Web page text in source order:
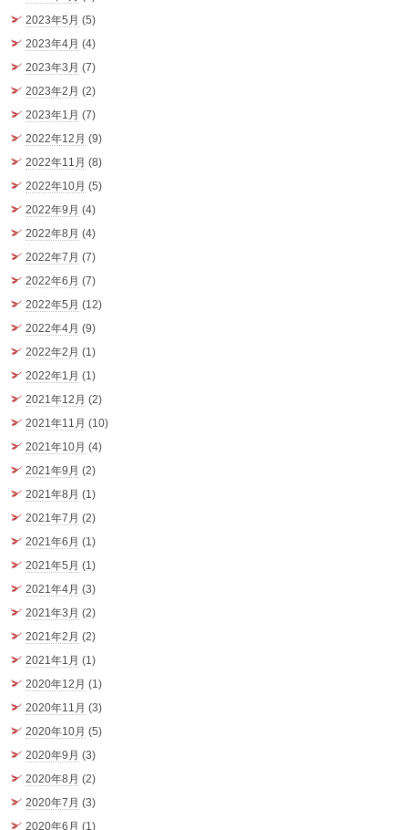
2023年5月 (5)
2023年4月 (4)
2023年3月 (7)
2023年2月 (2)
2023年1月 (7)
2022年12月 (9)
2022年11月 (8)
2022年10月 (5)
2022年9月 (4)
2022年8月 (4)
2022年7月 (7)
2022年6月 (7)
2022年5月 (12)
2022年4月 (9)
2022年2月 (1)
2022年1月 (1)
2021年12月 (2)
2021年11月 (10)
2021年10月 (4)
2021年9月 (2)
2021年8月 (1)
2021年7月 (2)
2021年6月 (1)
2021年5月 (1)
2021年4月 (3)
2021年3月 (2)
2021年2月 (2)
2021年1月 (1)
2020年12月 (1)
2020年11月 (3)
2020年10月 (5)
2020年9月 (3)
2020年8月 (2)
2020年7月 (3)
2020年6月 (1)